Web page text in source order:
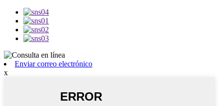
Enviar correo electrónico
x